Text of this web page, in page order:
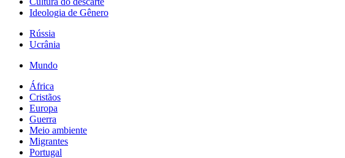
Ideologia de Gênero
Rússia
Ucrânia
Mundo
África
Cristãos
Europa
Guerra
Meio ambiente
Migrantes
Portugal